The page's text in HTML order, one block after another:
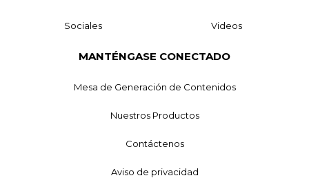
Sociales Videos
MANTÉNGASE CONECTADO
Mesa de Generación de Contenidos
Nuestros Productos
Contáctenos
Aviso de privacidad